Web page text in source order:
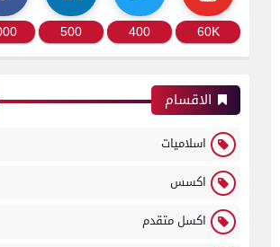
60K
400
500
الاقسام
اسلاميات
اكسس
اكسل متقدم